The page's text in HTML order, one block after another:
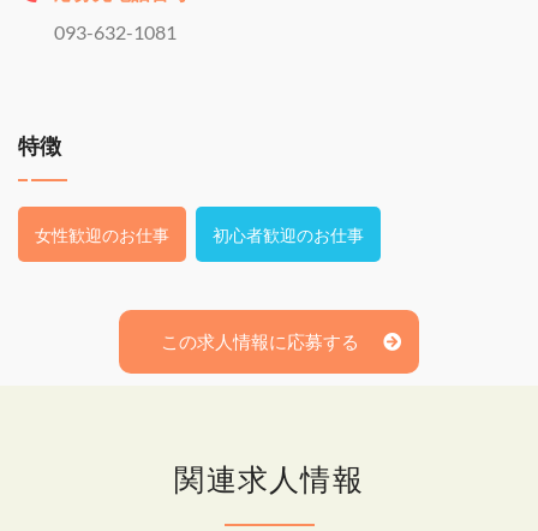
093-632-1081
特徴
女性歓迎のお仕事 初心者歓迎のお仕事
この求人情報に応募する
関連求人情報